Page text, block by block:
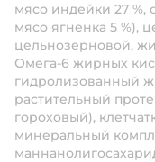
мясо индейки 27 %,
мясо ягненка 5 %),
цельнозерновой,
Омега-6 жирных
гидролизованный
растительный
гороховый),
минеральный